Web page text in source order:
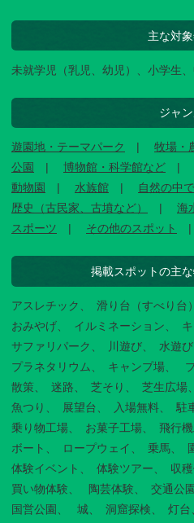
主な対
未就学児（乳児、幼児）、小学生
ジャ
遊園地・テーマパーク 牧場・
公園
博物館・科学館など
動物園
水族館 自然の中
歴史（古民家、古墳など）
海
スポーツ
その他のスポット
掲載スポットの主
アスレチック 滑り台（すべり台）
おみやげ
イルミネーション
サファリパーク
川遊び 水遊び
プラネタリウム
キャンプ場
散策
迷路 芝そり 芝生広場
魚つり
展望台 入場無料 駐
乗り物工場
お菓子工場 飛行
ボート
ロープウェイ 乗馬
体験イベント
体験ツアー 収
買い物体験
陶芸体験 交通公園
国営公園
城 洞窟探検 灯台